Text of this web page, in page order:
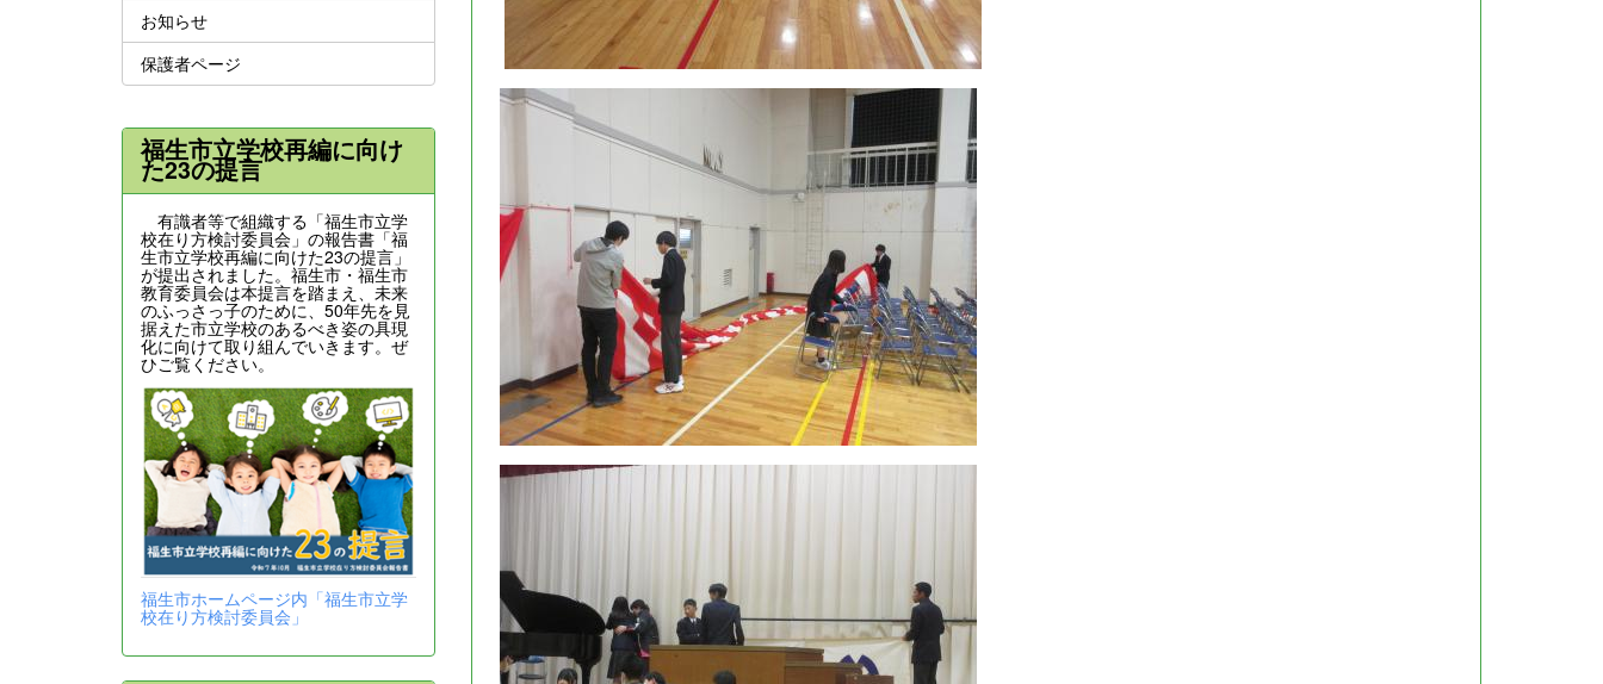
お知らせ
保護者ページ
福生市立学校再編に向け
た23の提言
有識者等で組織する「福生市立学
校在り方検討委員会」の報告書「福
生市立学校再編に向けた23の提言」
が提出されました。福生市・福生市
教育委員会は本提言を踏まえ、未来
のふっさっ子のために、50年先を見
据えた市立学校のあるべき姿の具現
化に向けて取り組んでいきます。ぜ
ひご覧ください。
福生市ホームページ内「福生市立学
校在り方検討委員会」